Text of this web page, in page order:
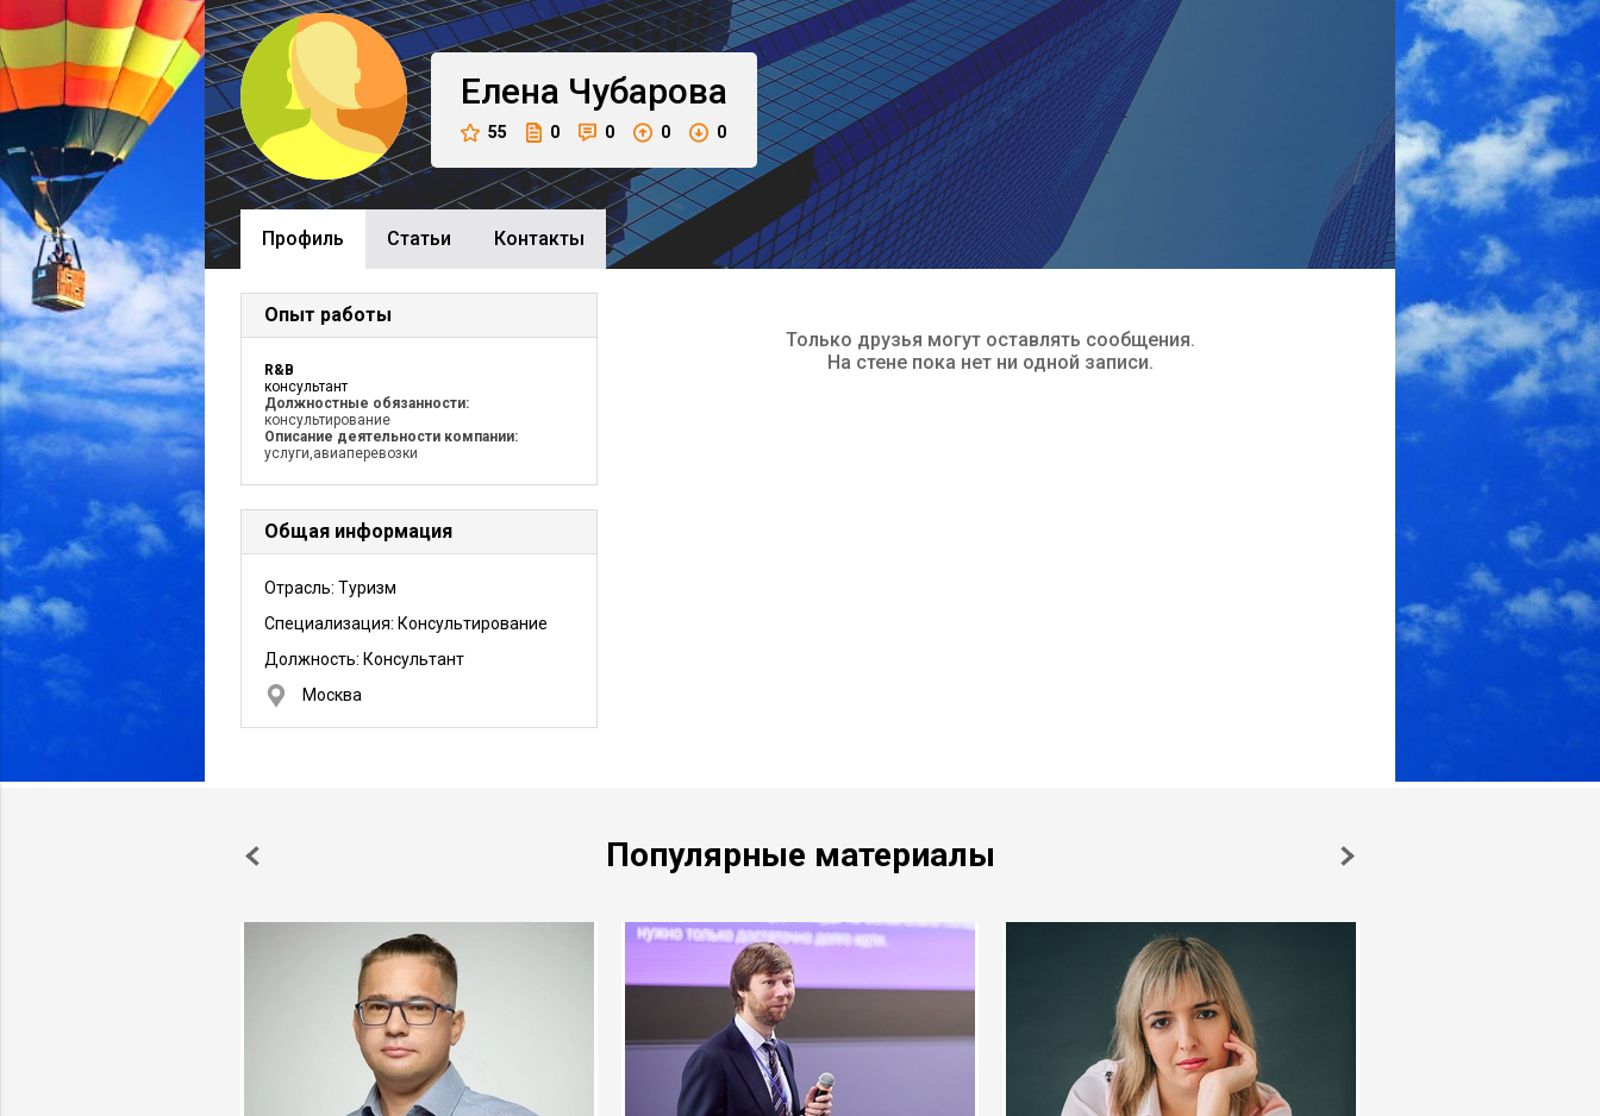
Елена Чубарова
55 0 0 0 0
Профиль Cтатьи Контакты
Опыт работы
R&B
консультант
Должностные обязанности:
консультирование
Описание деятельности компании:
услуги,авиаперевозки
Общая информация
Отрасль: Туризм
Специализация: Консультирование
Должность: Консультант
Москва
Только друзья могут оставлять сообщения.
На стене пока нет ни одной записи.
Популярные материалы